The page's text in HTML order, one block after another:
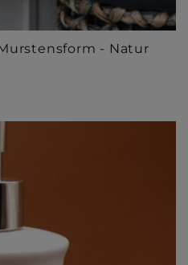
- Natur